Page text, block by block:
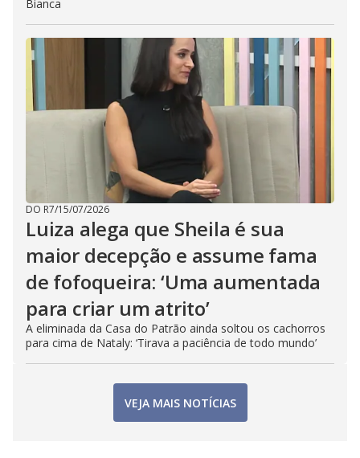
Bianca
DO R7/15/07/2026
Luiza alega que Sheila é sua
maior decepção e assume fama
de fofoqueira: ‘Uma aumentada
para criar um atrito’
A eliminada da Casa do Patrão ainda soltou os cachorros
para cima de Nataly: ‘Tirava a paciência de todo mundo’
VEJA MAIS NOTÍCIAS